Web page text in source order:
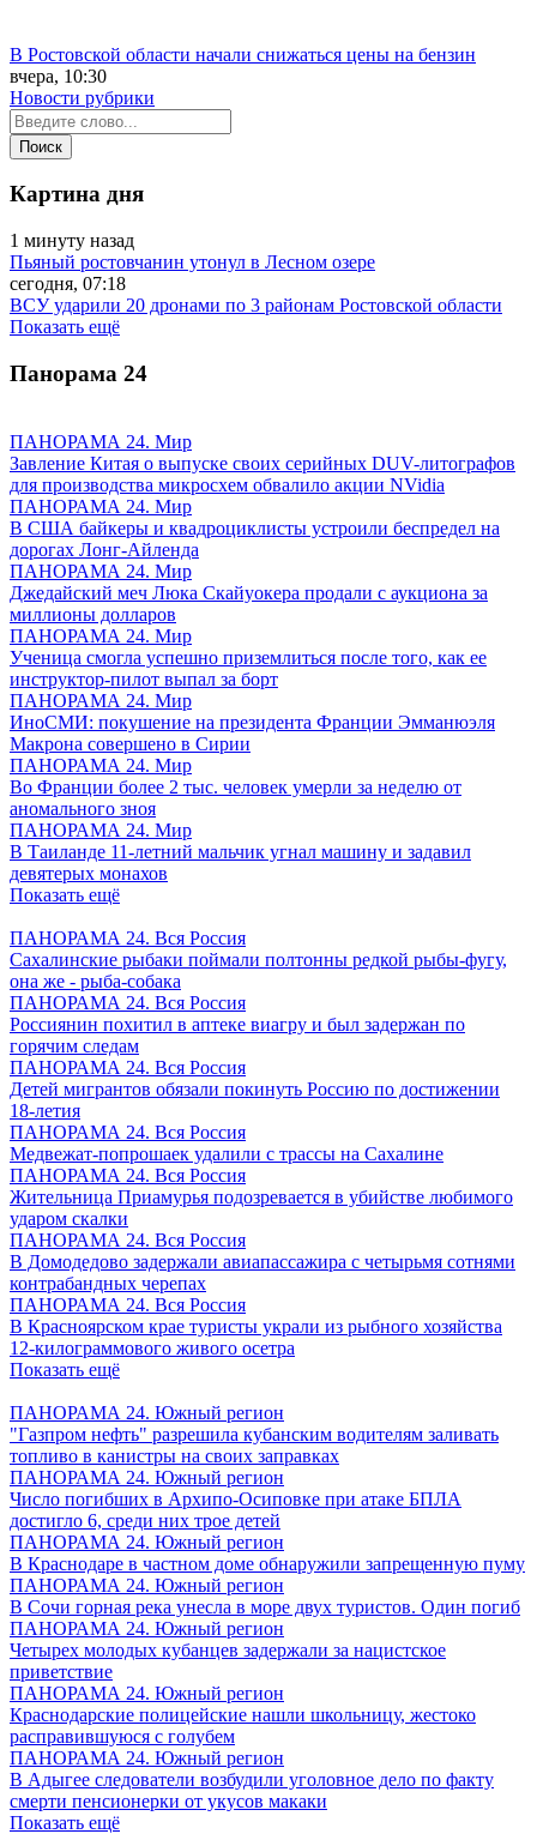
В Ростовской области начали снижаться цены на бензин
вчера, 10:30
Новости рубрики
Картина дня
1 минуту назад
Пьяный ростовчанин утонул в Лесном озере
сегодня, 07:18
ВСУ ударили 20 дронами по 3 районам Ростовской области
Показать ещё
Панорама 24
ПАНОРАМА 24. Мир
Завление Китая о выпуске своих серийных DUV-литографов
для производства микросхем обвалило акции NVidia
ПАНОРАМА 24. Мир
В США байкеры и квадроциклисты устроили беспредел на
дорогах Лонг-Айленда
ПАНОРАМА 24. Мир
Джедайский меч Люка Скайуокера продали с аукциона за
миллионы долларов
ПАНОРАМА 24. Мир
Ученица смогла успешно приземлиться после того, как ее
инструктор-пилот выпал за борт
ПАНОРАМА 24. Мир
ИноСМИ: покушение на президента Франции Эмманюэля
Макрона совершено в Сирии
ПАНОРАМА 24. Мир
Во Франции более 2 тыс. человек умерли за неделю от
аномального зноя
ПАНОРАМА 24. Мир
В Таиланде 11-летний мальчик угнал машину и задавил
девятерых монахов
Показать ещё
ПАНОРАМА 24. Вся Россия
Сахалинские рыбаки поймали полтонны редкой рыбы-фугу,
она же - рыба-собака
ПАНОРАМА 24. Вся Россия
Россиянин похитил в аптеке виагру и был задержан по
горячим следам
ПАНОРАМА 24. Вся Россия
Детей мигрантов обязали покинуть Россию по достижении
18-летия
ПАНОРАМА 24. Вся Россия
Медвежат-попрошаек удалили с трассы на Сахалине
ПАНОРАМА 24. Вся Россия
Жительница Приамурья подозревается в убийстве любимого
ударом скалки
ПАНОРАМА 24. Вся Россия
В Домодедово задержали авиапассажира с четырьмя сотнями
контрабандных черепах
ПАНОРАМА 24. Вся Россия
В Красноярском крае туристы украли из рыбного хозяйства
12-килограммового живого осетра
Показать ещё
ПАНОРАМА 24. Южный регион
"Газпром нефть" разрешила кубанским водителям заливать
топливо в канистры на своих заправках
ПАНОРАМА 24. Южный регион
Число погибших в Архипо-Осиповке при атаке БПЛА
достигло 6, среди них трое детей
ПАНОРАМА 24. Южный регион
В Краснодаре в частном доме обнаружили запрещенную пуму
ПАНОРАМА 24. Южный регион
В Сочи горная река унесла в море двух туристов. Один погиб
ПАНОРАМА 24. Южный регион
Четырех молодых кубанцев задержали за нацистское
приветствие
ПАНОРАМА 24. Южный регион
Краснодарские полицейские нашли школьницу, жестоко
расправившуюся с голубем
ПАНОРАМА 24. Южный регион
В Адыгее следователи возбудили уголовное дело по факту
смерти пенсионерки от укусов макаки
Показать ещё